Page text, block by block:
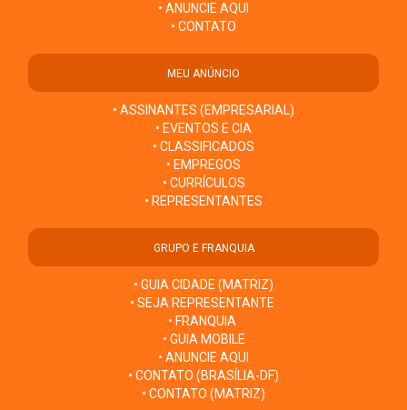
• ANUNCIE AQUI
• CONTATO
MEU ANÚNCIO
• ASSINANTES (EMPRESARIAL)
• EVENTOS E CIA
• CLASSIFICADOS
• EMPREGOS
• CURRÍCULOS
• REPRESENTANTES
GRUPO E FRANQUIA
• GUIA CIDADE (MATRIZ)
• SEJA REPRESENTANTE
• FRANQUIA
• GUIA MOBILE
• ANUNCIE AQUI
• CONTATO (BRASÍLIA-DF)
• CONTATO (MATRIZ)